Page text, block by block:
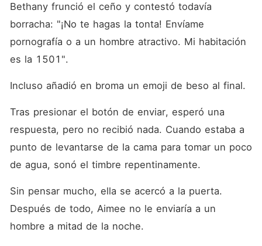
Bethany frunció el ceño y contestó todavía
borracha: "¡No te hagas la tonta! Envíame
pornografía o a un hombre atractivo. Mi habitación
es la 1501".
Incluso añadió en broma un emoji de beso al final.
Tras presionar el botón de enviar, esperó una
respuesta, pero no recibió nada. Cuando estaba a
punto de levantarse de la cama para tomar un poco
de agua, sonó el timbre repentinamente.
Sin pensar mucho, ella se acercó a la puerta.
Después de todo, Aimee no le enviaría a un
hombre a mitad de la noche.